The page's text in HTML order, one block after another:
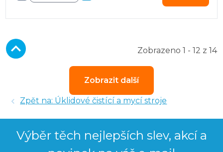
Zobrazeno 1 - 12 z 14
Zobrazit další
Zpět na: Úklidové čistící a mycí stroje
Výběr těch nejlepších slev, akcí a